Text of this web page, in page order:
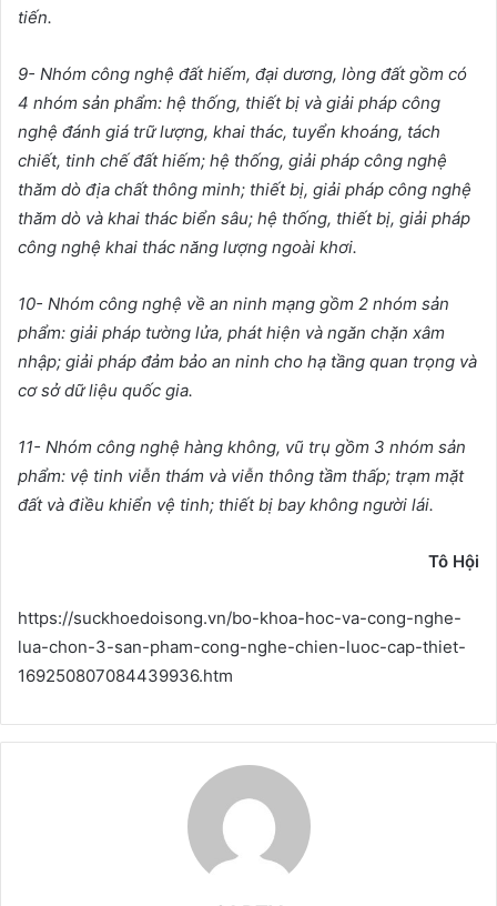
tiến.
9- Nhóm công nghệ đất hiếm, đại dương, lòng đất gồm có
4 nhóm sản phẩm: hệ thống, thiết bị và giải pháp công
nghệ đánh giá trữlượng, khai thác, tuyển khoáng, tách
chiết, tinh chếđất hiếm; hệ thống, giải pháp công nghệ
thăm dò địa chất thông minh; thiết bị, giải pháp công nghệ
thăm dò và khai thác biển sâu; hệ thống, thiết bị, giải pháp
công nghệ khai thác năng lượng ngoài khơi.
10- Nhóm công nghệ về an ninh mạng gồm 2 nhóm sản
phẩm: giải pháp tường lửa, phát hiện và ngăn chặn xâm
nhập; giải pháp đảm bảo an ninh cho hạ tầng quan trọng và
cơsởdữliệu quốc gia.
11- Nhóm công nghệ hàng không, vũ trụ gồm 3 nhóm sản
phẩm: vệ tinh viễn thám và viễn thông tầm thấp; trạm mặt
đất và điều khiển vệ tinh; thiết bị bay không người lái.
Tô Hội
https://suckhoedoisong.vn/bo-khoa-hoc-va-cong-nghe-
lua-chon-3-san-pham-cong-nghe-chien-luoc-cap-thiet-
169250807084439936.htm